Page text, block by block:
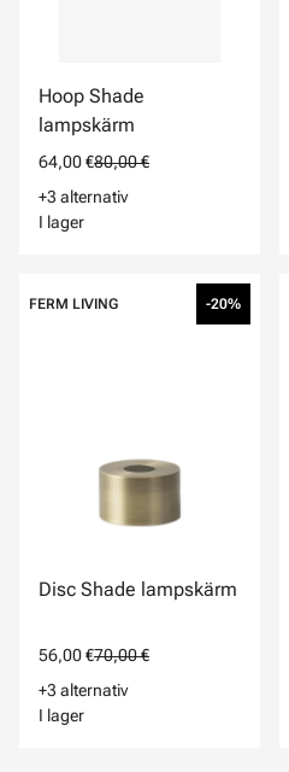
Hoop Shade
lampskärm
64,00 €80,00 €
+3 alternativ
I lager
FERM LIVING -20%
Disc Shade lampskärm
56,00 €70,00 €
+3 alternativ
I lager